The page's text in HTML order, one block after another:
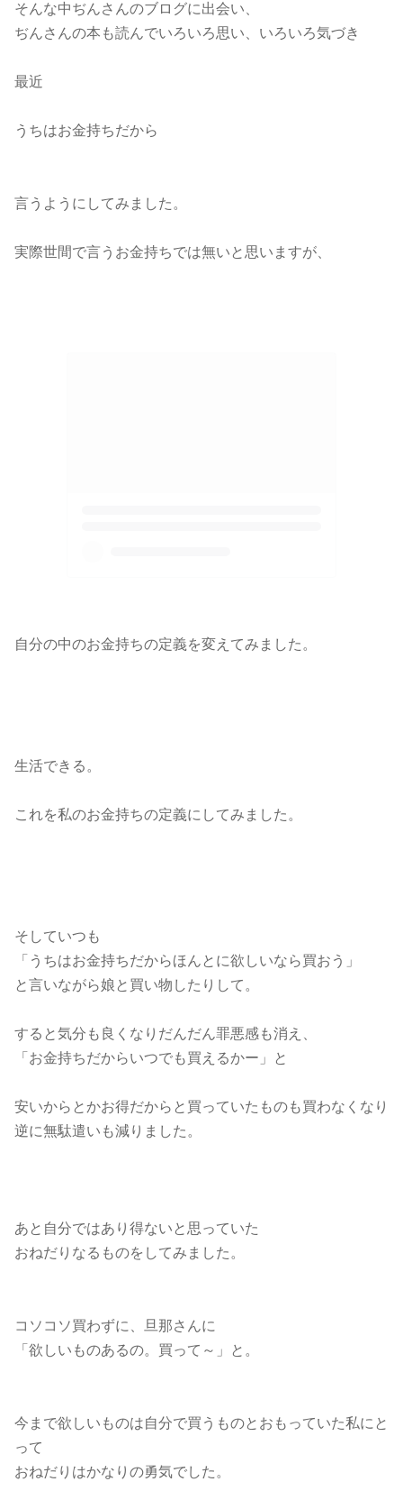
そんな中ぢんさんのブログに出会い、
ぢんさんの本も読んでいろいろ思い、いろいろ気づき
最近
うちはお金持ちだから
言うようにしてみました。
実際世間で言うお金持ちでは無いと思いますが、
自分の中のお金持ちの定義を変えてみました。
生活できる。
これを私のお金持ちの定義にしてみました。
そしていつも
「うちはお金持ちだからほんとに欲しいなら買おう」
と言いながら娘と買い物したりして。
すると気分も良くなりだんだん罪悪感も消え、
「お金持ちだからいつでも買えるかー」と
安いからとかお得だからと買っていたものも買わなくなり
逆に無駄遣いも減りました。
あと自分ではあり得ないと思っていた
おねだりなるものをしてみました。
コソコソ買わずに、旦那さんに
「欲しいものあるの。買って～」と。
今まで欲しいものは自分で買うものとおもっていた私にと
って
おねだりはかなりの勇気でした。